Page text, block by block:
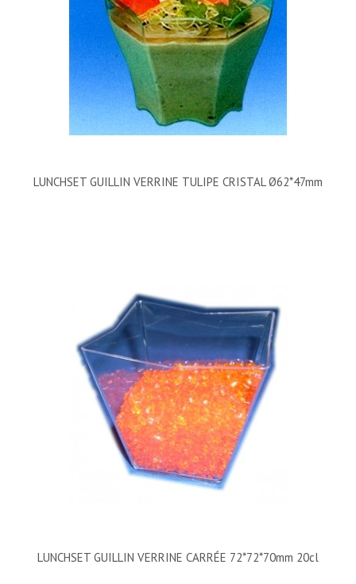
LUNCHSET GUILLIN VERRINE TULIPE CRISTAL Ø62*47mm
LUNCHSET GUILLIN VERRINE CARRÉE 72*72*70mm 20cl